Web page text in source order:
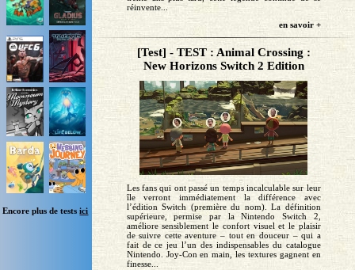
Encore plus de testsici
réinvente...
en savoir +
[Test] - TEST : Animal Crossing :
New Horizons Switch 2 Edition
Les fans qui ont passé un temps incalculable sur leur
île verront immédiatement la différence avec
l’édition Switch (première du nom). La définition
supérieure, permise par la Nintendo Switch 2,
améliore sensiblement le confort visuel et le plaisir
de suivre cette aventure – tout en douceur – qui a
fait de ce jeu l’un des indispensables du catalogue
Nintendo. Joy-Con en main, les textures gagnent en
finesse...